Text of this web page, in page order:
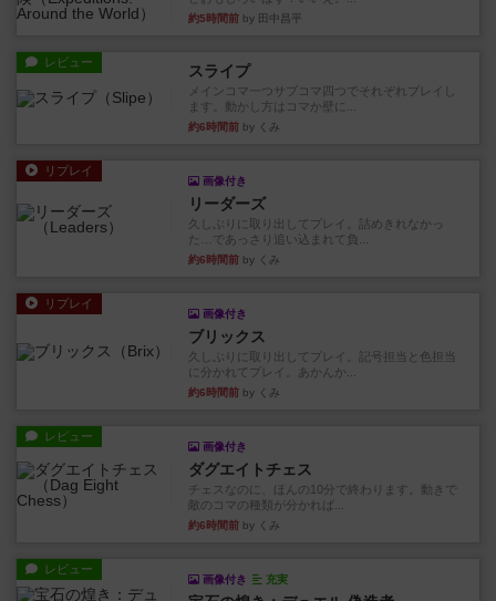
約5時間前 by 田中昌平
レビュー スライプ
メインコマ一つサブコマ四つでそれぞれプレイし
ます。動かし方はコマか壁に...
約6時間前 by くみ
リプレイ
画像付き
リーダーズ
久しぶりに取り出してプレイ。詰めきれなかっ
た…であっさり追い込まれて負...
約6時間前 by くみ
リプレイ
画像付き
ブリックス
久しぶりに取り出してプレイ。記号担当と色担当
に分かれてプレイ。あかんか...
約6時間前 by くみ
レビュー
画像付き
ダグエイトチェス
チェスなのに、ほんの10分で終わります。動きで
敵のコマの種類が分かれば...
約6時間前 by くみ
レビュー
画像付き 充実